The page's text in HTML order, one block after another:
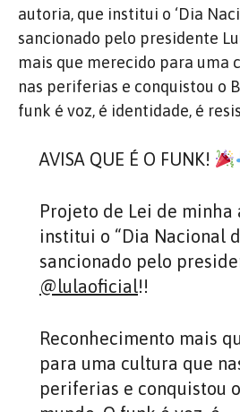
autoria, que institui o ‘Dia
sancionado pelo presidente
mais que merecido para uma
nas periferias e conquistou o
funk é voz, é identidade, é
AVISA QUE É O FUNK!
Projeto de Lei de minha
institui o “Dia Nacional
sancionado pelo
@lulaoficial!!
Reconhecimento mais
para uma cultura que
periferias e conquistou